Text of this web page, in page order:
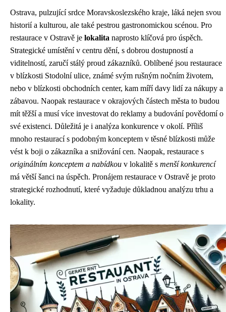
Ostrava, pulzující srdce Moravskoslezského kraje, láká nejen svou
historií a kulturou, ale také pestrou gastronomickou scénou. Pro
restaurace v Ostravě je lokalita naprosto klíčová pro úspěch.
Strategické umístění v centru dění, s dobrou dostupností a
viditelností, zaručí stálý proud zákazníků. Oblíbené jsou restaurace
v blízkosti Stodolní ulice, známé svým rušným nočním životem,
nebo v blízkosti obchodních center, kam míří davy lidí za nákupy a
zábavou. Naopak restaurace v okrajových částech města to budou
mít těžší a musí více investovat do reklamy a budování povědomí o
své existenci. Důležitá je i analýza konkurence v okolí. Příliš
mnoho restaurací s podobným konceptem v těsné blízkosti může
vést k boji o zákazníka a snižování cen. Naopak, restaurace s
originálním konceptem a nabídkou v lokalitě s menší konkurencí
má větší šanci na úspěch. Pronájem restaurace v Ostravě je proto
strategické rozhodnutí, které vyžaduje důkladnou analýzu trhu a
lokality.